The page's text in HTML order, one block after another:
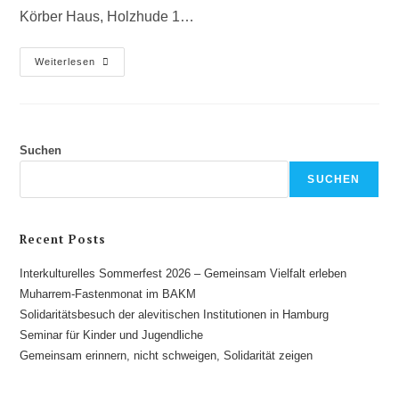
Körber Haus, Holzhude 1…
Weiterlesen
Suchen
SUCHEN
Recent Posts
Interkulturelles Sommerfest 2026 – Gemeinsam Vielfalt erleben
Muharrem-Fastenmonat im BAKM
Solidaritätsbesuch der alevitischen Institutionen in Hamburg
Seminar für Kinder und Jugendliche
Gemeinsam erinnern, nicht schweigen, Solidarität zeigen